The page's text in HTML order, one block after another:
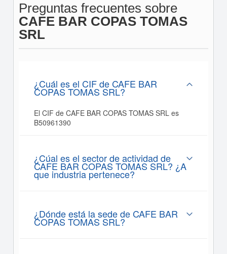
Preguntas frecuentes sobre
CAFE BAR COPAS TOMAS
SRL
¿Cuál es el CIF de CAFE BAR
COPAS TOMAS SRL?
El CIF de CAFE BAR COPAS TOMAS SRL es
B50961390
¿Cúal es el sector de actividad de
CAFE BAR COPAS TOMAS SRL? ¿A
que industria pertenece?
¿Dónde está la sede de CAFE BAR
COPAS TOMAS SRL?